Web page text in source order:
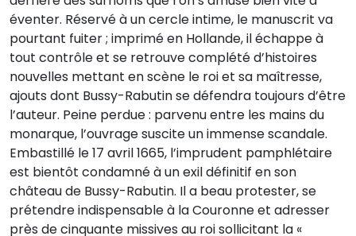
éventer. Réservé à un cercle intime, le manuscrit va
pourtant fuiter ; imprimé en Hollande, il échappe à
tout contrôle et se retrouve complété d’histoires
nouvelles mettant en scène le roi et sa maîtresse,
ajouts dont Bussy-Rabutin se défendra toujours d’être
l’auteur. Peine perdue : parvenu entre les mains du
monarque, l’ouvrage suscite un immense scandale.
Embastillé le 17 avril 1665, l’imprudent pamphlétaire
est bientôt condamné à un exil définitif en son
château de Bussy-Rabutin. Il a beau protester, se
prétendre indispensable à la Couronne et adresser
près de cinquante missives au roi sollicitant la «